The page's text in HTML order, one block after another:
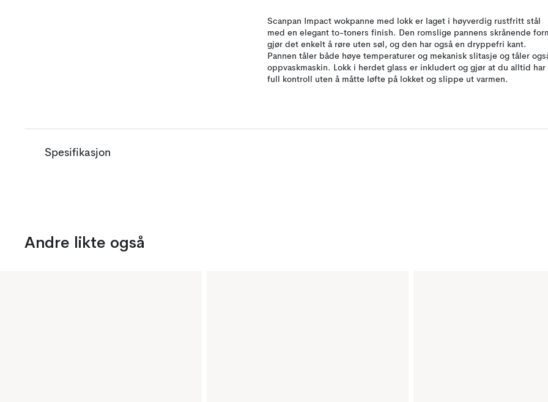
Scanpan Impact wokpanne med lokk er laget i høyverdig rustfritt stål
med en elegant to-toners finish. Den romslige pannens skrånende
gjør det enkelt å røre uten søl, og den har også en dryppefri kant.
Pannen tåler både høye temperaturer og mekanisk slitasje og tåler
oppvaskmaskin. Lokk i herdet glass er inkludert og gjør at du alltid har
full kontroll uten å måtte løfte på lokket og slippe ut varmen.
Spesifikasjon
Andre likte også